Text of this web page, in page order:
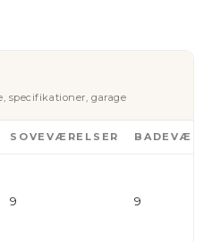
specifikationer, garage
SOVEVÆRELSER
9 9